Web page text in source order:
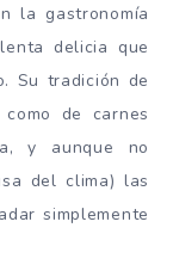
la gastronomía
delicia que
Su tradición de
de carnes
y aunque no
del clima) las
simplemente